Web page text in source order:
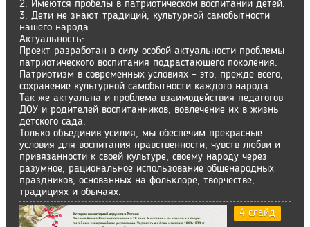
2. Имеются пробелы в патриотическом воспитании детей.
3. Дети не знают традиций, культурной самобытности
нашего народа.
Актуальность:
Проект разработан в силу особой актуальности проблемы
патриотического воспитания подрастающего поколения.
Патриотизм в современных условиях – это, прежде всего,
сохранение культурной самобытности каждого народа.
Так же актуальна и проблема взаимодействия педагогов
ДОУ и родителей воспитанников, вовлечение их в жизнь
детского сада.
Только объединив усилия, мы обеспечим прекрасные
условия для воспитания нравственности, чувств любви и
привязанности к своей культуре, своему народу через
разумное, рациональное использование общенародных
праздников, основанных на фольклоре, творчестве,
традициях и обычаях.
4 слайд